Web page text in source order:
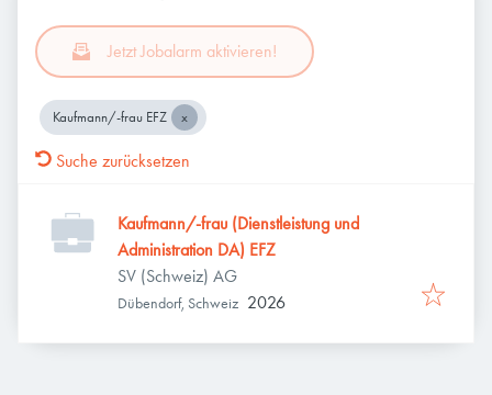
Jetzt Jobalarm aktivieren!
Kaufmann/-frau EFZ
Suche zurücksetzen
Kaufmann/-frau (Dienstleistung und
Administration DA) EFZ
SV (Schweiz) AG
Dübendorf, Schweiz 2026